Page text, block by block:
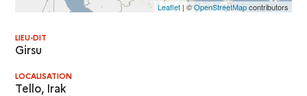
Leaflet| ©OpenStreetMapcontributors
LIEU-DIT
Girsu
LOCALISATION
Tello, Irak